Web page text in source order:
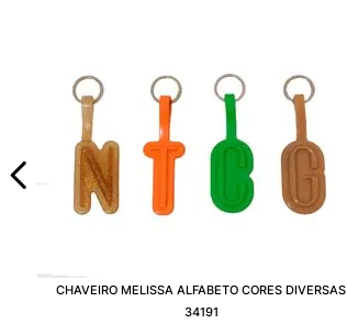
CHAVEIRO MELISSA ALFABETO CORES DIVERSAS
34191